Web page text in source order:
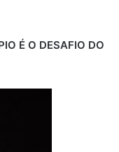
É O DESAFIO DO